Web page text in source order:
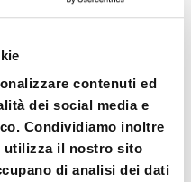
contenuti ed
dei social media e
Condividiamo inoltre
utilizza il nostro sito
di analisi dei dati
diversamente
abili.